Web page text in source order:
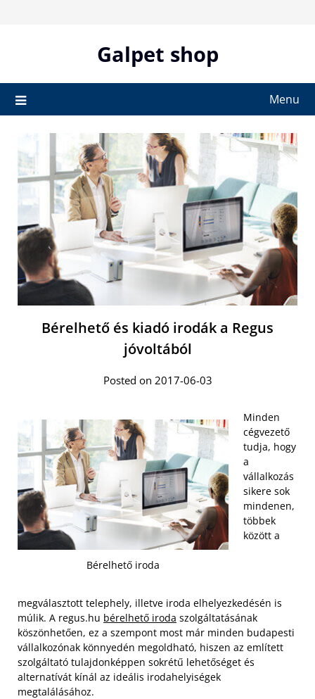
Galpet shop
Menu
Bérelhető és kiadó irodák a Regus
jóvoltából
Posted on 2017-06-03
Bérelhető iroda
Minden
cégvezető
tudja, hogy
a
vállalkozás
sikere sok
mindenen,
többek
között a
megválasztott telephely, illetve iroda elhelyezkedésén is
múlik. A regus.hu bérelhető iroda szolgáltatásának
köszönhetően, ez a szempont most már minden budapesti
vállalkozónak könnyedén megoldható, hiszen az említett
szolgáltató tulajdonképpen sokrétű lehetőséget és
alternatívát kínál az ideális irodahelyiségek
megtalálásához.